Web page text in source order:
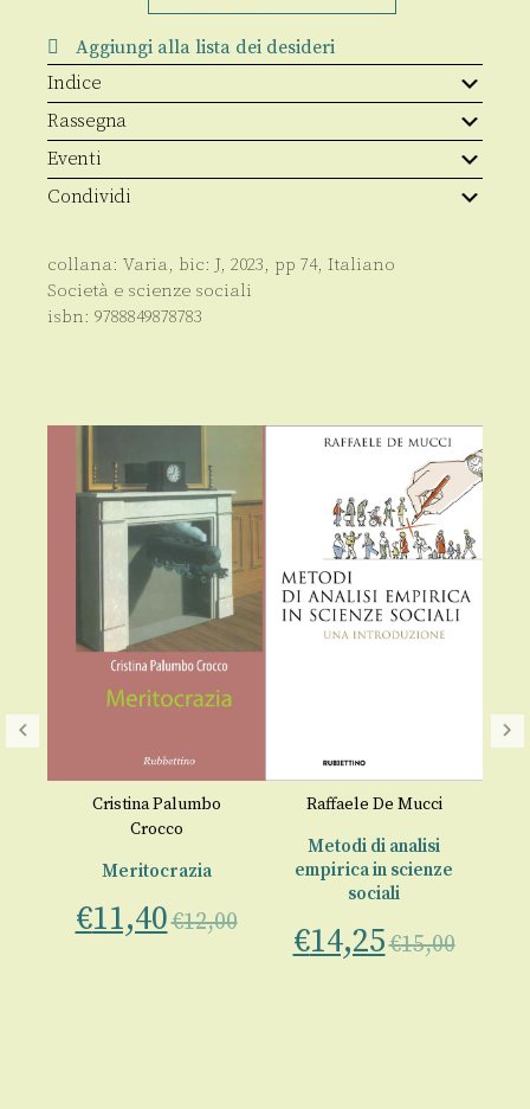
quantità
Aggiungi alla lista dei desideri
Indice
Rassegna
Eventi
Condividi
collana: Varia, bic: J, 2023, pp 74, Italiano
Società e scienze sociali
isbn: 9788849878783
Cristina Palumbo
Crocco
Meritocrazia
€11,40€12,00
Raffaele De Mucci
Metodi di analisi
empirica in scienze
sociali
€14,25€15,00